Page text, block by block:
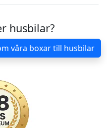
husbilar?
våra boxar till husbilar